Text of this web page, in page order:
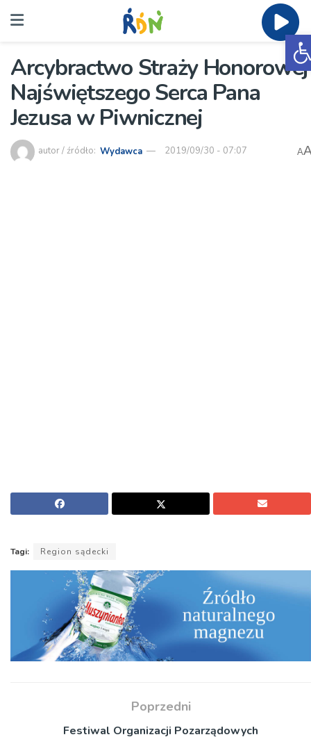
Arcybractwo Straży Honorowej
Najświętszego Serca Pana
Jezusa w Piwnicznej
autor / źródło: Wydawca 2019/09/30 - 07:07 A
Tagi: Region sądecki
Poprzedni
Festiwal Organizacji Pozarządowych